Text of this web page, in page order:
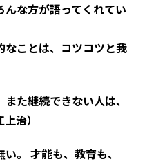
な方が語ってくれてい
なことは、コツコツと我
た継続できない人は、
治）
。 才能も、教育も、